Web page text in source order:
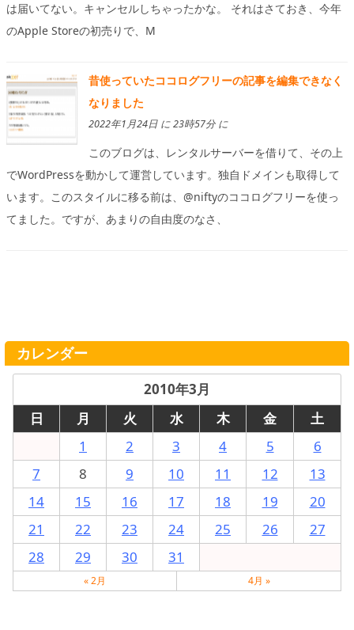
は届いてない。キャンセルしちゃったかな。 それはさておき、今年
のApple Storeの初売りで、M
昔使っていたココログフリーの記事を編集できなく
なりました
2022年1月24日 に 23時57分 に
このブログは、レンタルサーバーを借りて、その上
でWordPressを動かして運営しています。独自ドメインも取得して
います。このスタイルに移る前は、@niftyのココログフリーを使っ
てました。ですが、あまりの自由度のなさ、
カレンダー
2010年3月
日
月 火 水 木 金
土
1
2 3 4 5
6
7
8 9 10 11 12
13
14
15 16 17 18 19
20
21
22 23 24 25 26
27
28
29 30 31
« 2月 4月 »